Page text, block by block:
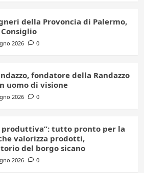
della Provoncia di Palermo,
2026 0
fondatore della Randazzo
uomo di visione
2026 0
produttiva”: tutto pronto per la
valorizza prodotti,
del borgo sicano
2026 0